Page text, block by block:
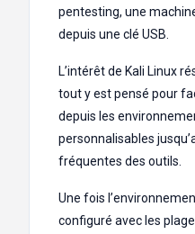
pentesting, une
depuis une clé USB.
L’intérêt de Kali Linux
tout y est pensé pour
depuis les
personnalisables
fréquentes des outils.
Une fois
configuré avec les